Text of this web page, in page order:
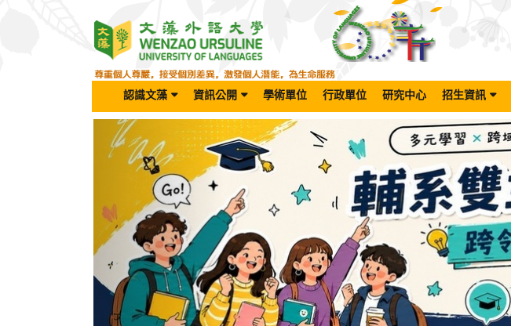
認識文藻 資訊公開 學術單位 行政單位 研究中心 招生資訊
Previous